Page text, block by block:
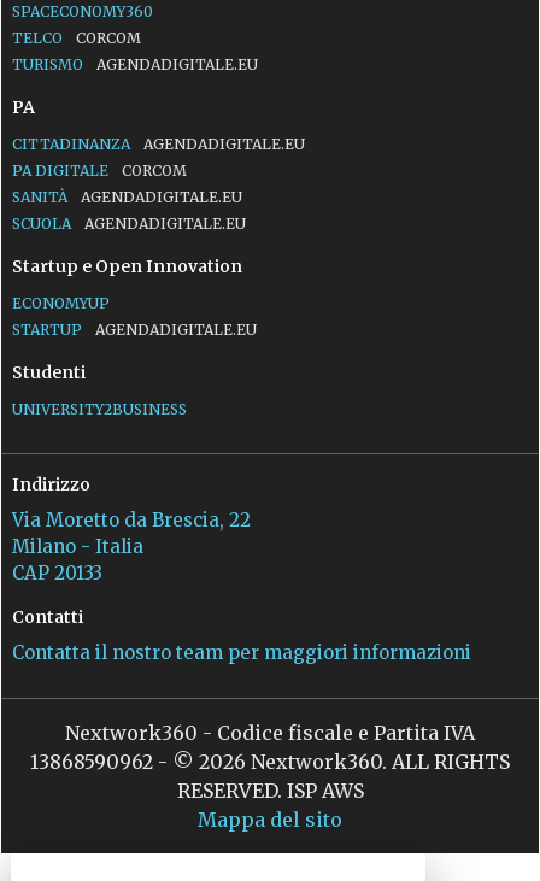
SPACECONOMY360
TELCO
CORCOM
TURISMO
AGENDADIGITALE.EU
PA
CITTADINANZA
AGENDADIGITALE.EU
PA DIGITALE
CORCOM
SANITÀ
AGENDADIGITALE.EU
SCUOLA
AGENDADIGITALE.EU
Startup e Open Innovation
ECONOMYUP
STARTUP
AGENDADIGITALE.EU
Studenti
UNIVERSITY2BUSINESS
Indirizzo
Via Moretto da Brescia, 22
Milano - Italia
CAP 20133
Contatti
Contatta il nostro team per maggiori informazioni
Nextwork360 - Codice fiscale e Partita IVA
13868590962 - © 2026 Nextwork360. ALL RIGHTS
RESERVED. ISP AWS
Mappa del sito